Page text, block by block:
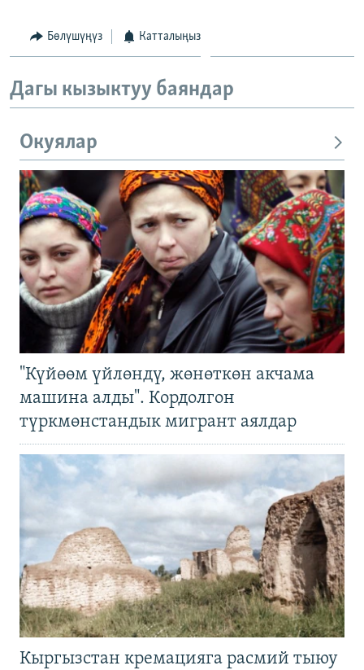
ЭЕ/АРнун бардык сайттары
Бөлүшүңүз Катталыңыз
Дагы кызыктуу баяндар
Окуялар
"Күйөөм үйлөндү, жөнөткөн акчама
машина алды". Кордолгон
түркмөнстандык мигрант аялдар
Кыргызстан кремацияга расмий тыюу